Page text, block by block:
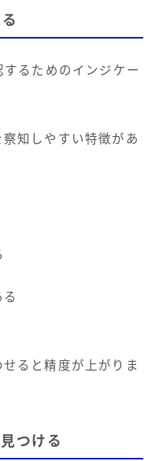
るためのインジケー
知しやすい特徴があ
ると精度が上がりま
つける